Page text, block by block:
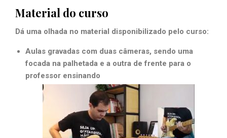
Material do curso
Dá uma olhada no material disponibilizado pelo curso:
Aulas gravadas com duas câmeras, sendo uma
focada na palhetada e a outra de frente para o
professor ensinando